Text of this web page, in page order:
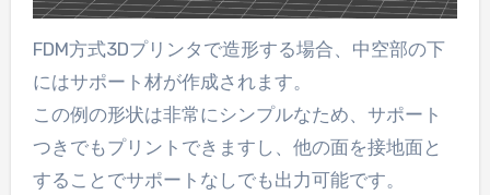
FDM方式3Dプリンタで造形する場合、中空部の下
にはサポート材が作成されます。
この例の形状は非常にシンプルなため、サポート
つきでもプリントできますし、他の面を接地面と
することでサポートなしでも出力可能です。